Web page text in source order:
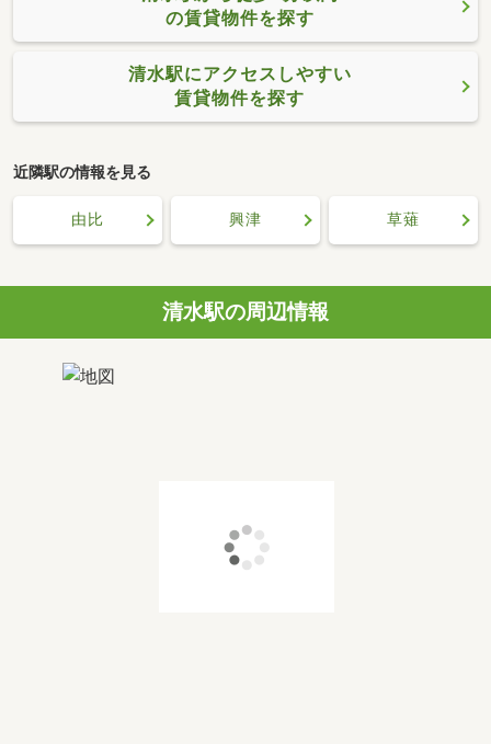
の賃貸物件を探す
清水駅にアクセスしやすい
賃貸物件を探す
近隣駅の情報を見る
由比 興津 草薙
清水駅の周辺情報